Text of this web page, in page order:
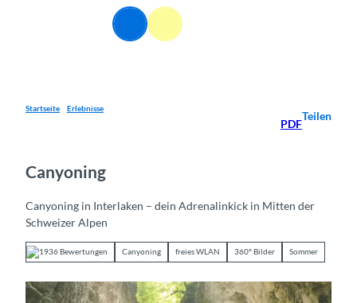
Suche Menü
Startseite Erlebnisse
PDF
Teilen
Canyoning
Canyoning in Interlaken – dein Adrenalinkick in Mitten der
Schweizer Alpen
1936 Bewertungen Canyoning freies WLAN 360° Bilder Sommer